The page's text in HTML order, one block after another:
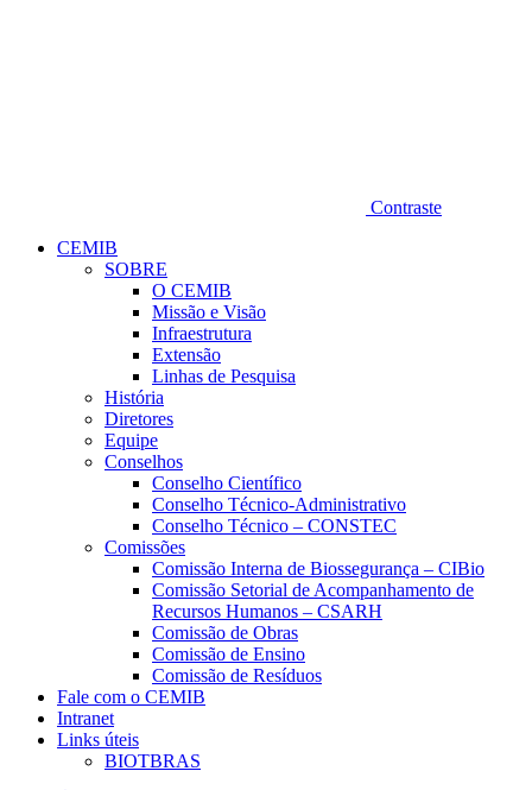
Contraste
CEMIB
SOBRE
O CEMIB
Missão e Visão
Infraestrutura
Extensão
Linhas de Pesquisa
História
Diretores
Equipe
Conselhos
Conselho Científico
Conselho Técnico-Administrativo
Conselho Técnico – CONSTEC
Comissões
Comissão Interna de Biossegurança – CIBio
Comissão Setorial de Acompanhamento de
Recursos Humanos – CSARH
Comissão de Obras
Comissão de Ensino
Comissão de Resíduos
Fale com o CEMIB
Intranet
Links úteis
BIOTBRAS